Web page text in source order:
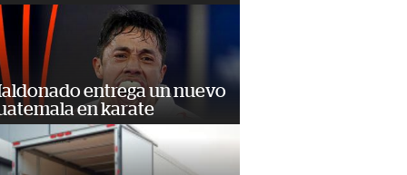
entrega un nuevo
en karate